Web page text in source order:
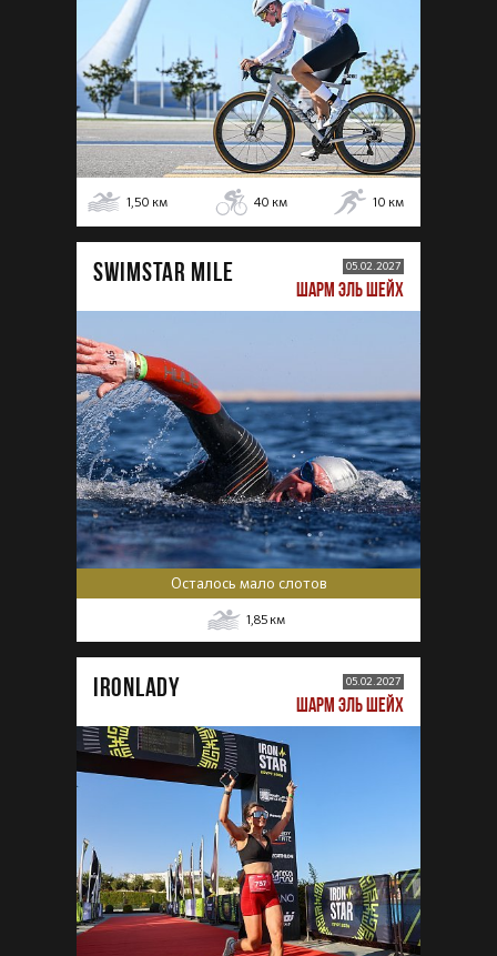
1,50 км 40 км 10 км
SWIMSTAR MILE 05.02.2027
ШАРМ ЭЛЬ ШЕЙХ
Осталось мало слотов
1,85 км
IRONLADY 05.02.2027
ШАРМ ЭЛЬ ШЕЙХ